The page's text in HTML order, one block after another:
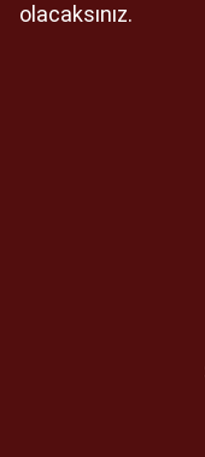
olacaksınız.